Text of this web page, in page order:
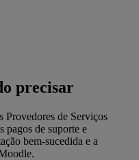
precisar
Provedores de Serviços
pagos de suporte e
bem-sucedida e a